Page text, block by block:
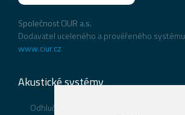
Společnost CIUR a.s.
Dodavatel uceleného a prověřeného systému
www.ciur.cz
Akustické systémy
Odhlučnění podlahy